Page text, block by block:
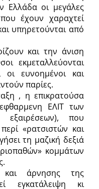
Ελλάδα οι μεγάλες
που έχουν χαραχτεί
υπηρετούνται από
και την άνιση
εκμεταλλεύονται
ευνοημένοι και
παρίες.
, η επικρατούσα
ΕΛΙΤ των
εξαιρέσεων), που
«ρατσιστών και
τη μαζική δεξιά
κομμάτων
άρνησης της
εγκατάλειψη κι